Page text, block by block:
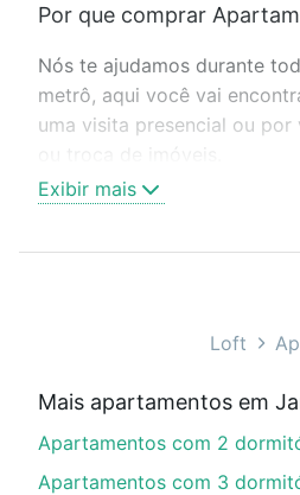
Por que comprar
Nós te ajudamos durante
metrô, aqui você vai
uma visita presencial ou
Como escolher um imóvel?
Use barra de busca no
ou sem vaga de garagem
Apartamentos com 2
Aqui na Loft temos a oferta
nossas opções de
compra, veja em nosso
Exibir mais
Loft
Mais apartamentos em
Apartamentos com 2
Apartamentos com 3